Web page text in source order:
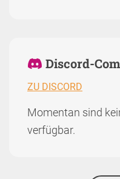
Discord-
ZU DISCORD
Momentan sind
verfügbar.